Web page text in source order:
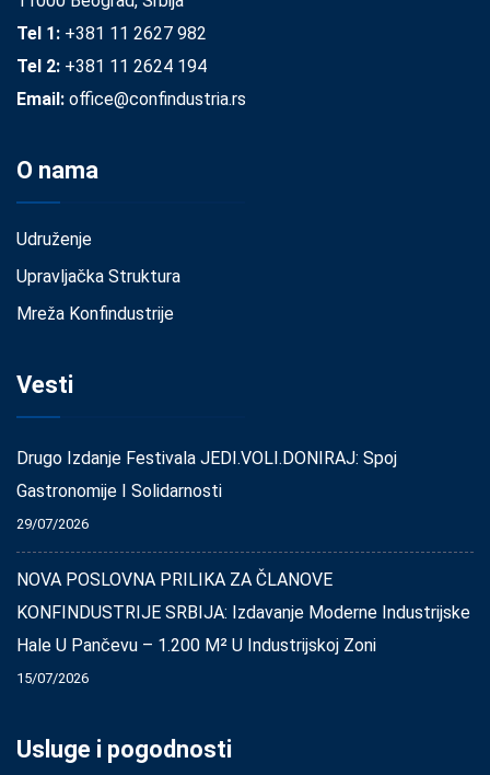
Tel 1: +381 11 2627 982
Tel 2: +381 11 2624 194
Email: office@confindustria.rs
O nama
Udruženje
Upravljačka Struktura
Mreža Konfindustrije
Vesti
Drugo Izdanje Festivala JEDI.VOLI.DONIRAJ: Spoj
Gastronomije I Solidarnosti
29/07/2026
NOVA POSLOVNA PRILIKA ZA ČLANOVE
KONFINDUSTRIJE SRBIJA: Izdavanje Moderne Industrijske
Hale U Pančevu – 1.200 M² U Industrijskoj Zoni
15/07/2026
Usluge i pogodnosti